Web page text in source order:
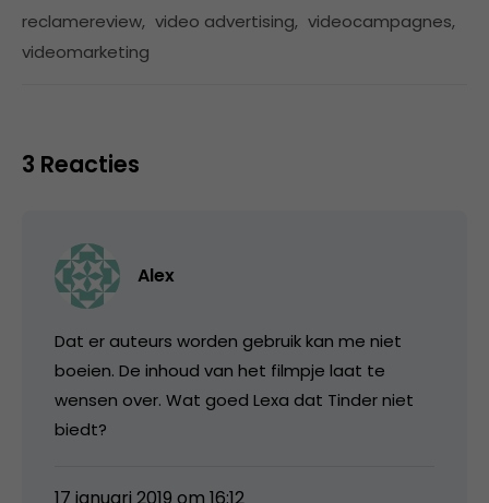
reclamereview, video advertising, videocampagnes,
videomarketing
3 Reacties
Alex
Dat er auteurs worden gebruik kan me niet
boeien. De inhoud van het filmpje laat te
wensen over. Wat goed Lexa dat Tinder niet
biedt?